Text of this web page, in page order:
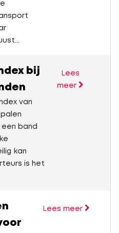
bij
van
band
kan
is het
Lees
meer
Lees meer